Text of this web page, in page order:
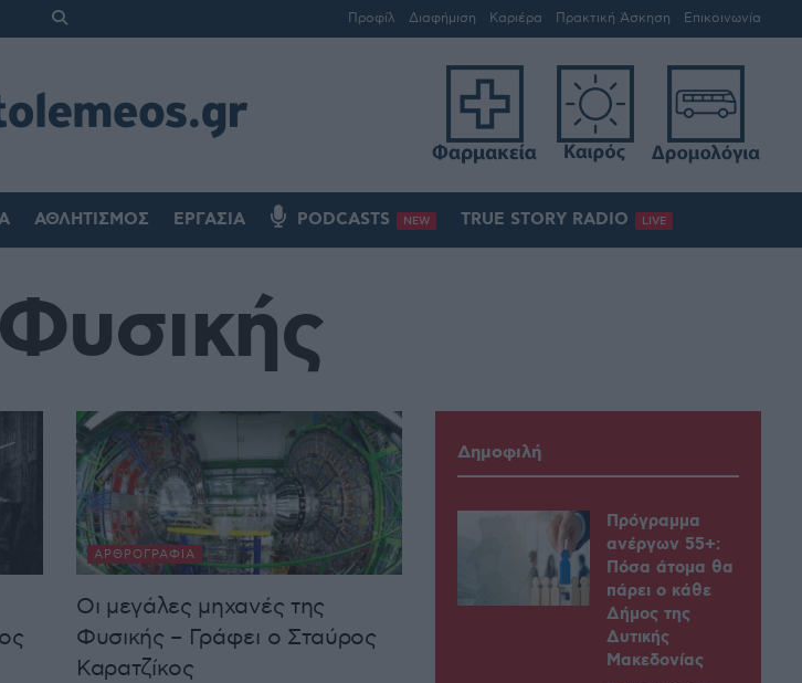
Προφίλ Διαφήμιση Καριέρα Πρακτική Άσκηση Επικοινωνία
ΑΘΛΗΤΙΣΜΌΣ ΕΡΓΑΣΊΑ PODCASTS NEW TRUE STORY RADIO LIVE
ΑΡΘΡΟΓΡΑΦΊΑ
Οι μεγάλες μηχανές της
Φυσικής – Γράφει ο Σταύρος
Καρατζίκος
Δημοφιλή
Πρόγραμμα
ανέργων 55+:
Πόσα άτομα θα
πάρει ο κάθε
Δήμος της
Δυτικής
Μακεδονίας